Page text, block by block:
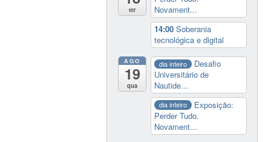
ter
Novament...
14:00Soberania
tecnológica e digital
AGO
19
qua
dia inteiro
Desafio
Universitário de
Nautide...
dia inteiro
Exposição:
Perder Tudo.
Novament...